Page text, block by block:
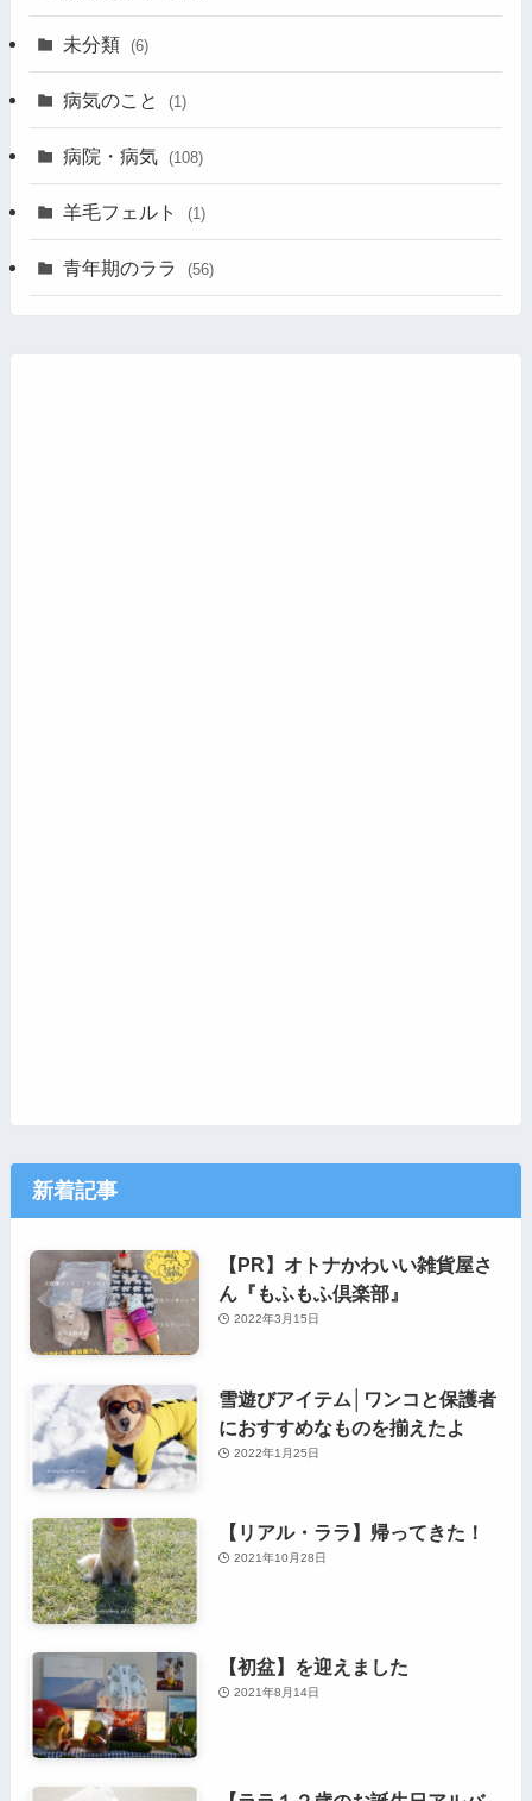
未分類 (6)
病気のこと (1)
病院・病気 (108)
羊毛フェルト (1)
青年期のララ (56)
新着記事
【PR】オトナかわいい雑貨屋さ
ん『もふもふ倶楽部』
2022年3月15日
雪遊びアイテム│ワンコと保護者
におすすめなものを揃えたよ
2022年1月25日
【リアル・ララ】帰ってきた！
2021年10月28日
【初盆】を迎えました
2021年8月14日